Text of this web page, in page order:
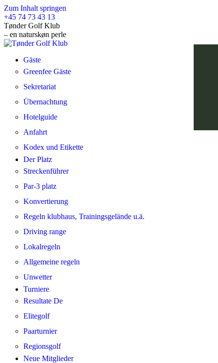
Zum Inhalt springen
+45 74 73 43 13
Tønder Golf Klub
– en naturskøn perle
Gäste
Greenfee Gäste
Sekretariat
Übernachtung
Hotelguide
Anfahrt
Kodex und Etikette
Der Platz
Streckenführer
Par-3 platz
Konvertierung
Regeln klubhaus, Trainingsgelände u.ä.
Driving range
Lokalregeln
Allgemeine regeln
Unwetter
Turniere
Resultate De
Elitegolf
Paarturnier
Regionsgolf
Neue Mitglieder